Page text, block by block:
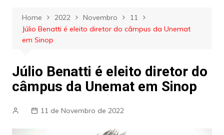
Home 2022 Novembro
11
Júlio Benatti é eleito diretor do câmpus da Unemat
em Sinop
Júlio Benatti é eleito diretor do
câmpus da Unemat em Sinop
11 de Novembro de 2022